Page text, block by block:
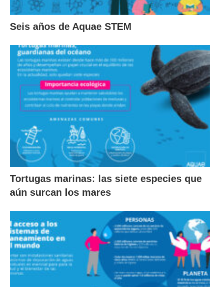
Seis años de Aquae STEM
Tortugas marinas: las siete especies que
aún surcan los mares